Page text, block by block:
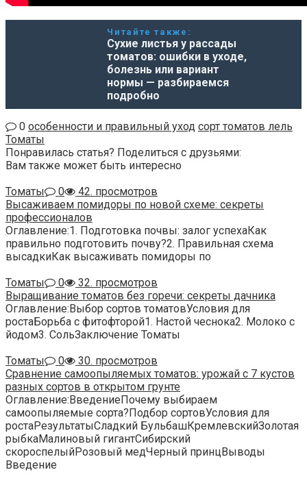
Читайте также:
Сухие листья у рассады
томатов: ошибки в уходе,
болезнь или вариант
нормы — разбираемся
подробно
0 особенности и правильный уход сорт томатов лель
Томаты
Понравилась статья? Поделиться с друзьями:
Вам также может быть интересно
Томаты
0
42. просмотров
Высаживаем помидоры по новой схеме: секреты
профессионалов
Оглавление:1. Подготовка почвы: залог успехаКак
правильно подготовить почву?2. Правильная схема
высадкиКак высаживать помидоры по
Томаты
0
32. просмотров
Выращивание томатов без горечи: секреты дачника
Оглавление:Выбор сортов томатовУсловия для
ростаБорьба с фитофторой1. Настой чеснока2. Молоко с
йодом3. СольЗаключение Томаты
Томаты
0
30. просмотров
Сравнение самоопыляемых томатов: урожай с 7 кустов
разных сортов в открытом грунте
Оглавление:ВведениеПочему выбираем
самоопыляемые сорта?Подбор сортовУсловия для
ростаРезультатыСладкий БульбашКремлевскийЗолотая
рыбкаМалиновый гигантСибирский
скороспелыйРозовый медЧерный принцВыводы
Введение